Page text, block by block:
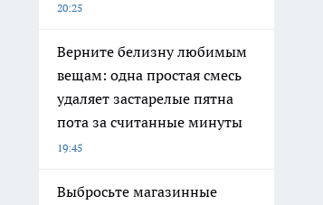
20:25
Верните белизну любимым
вещам: одна простая смесь
удаляет застарелые пятна
пота за считанные минуты
19:45
Выбросьте магазинные